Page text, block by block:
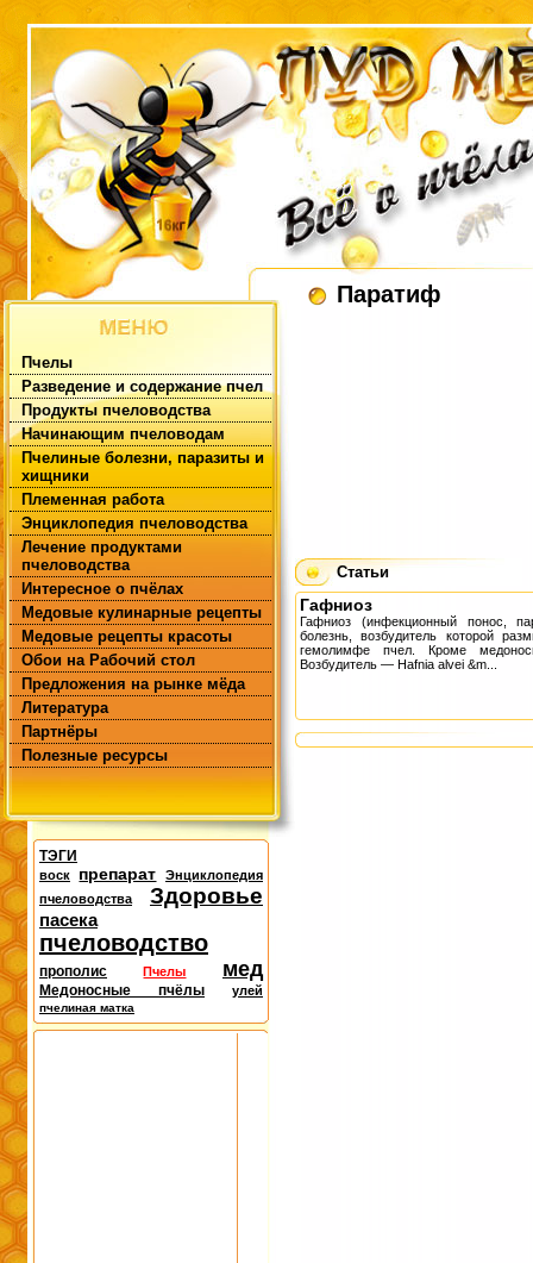
Пчелы
Разведение и содержание пчел
Продукты пчеловодства
Начинающим пчеловодам
Пчелиные болезни, паразиты и
хищники
Племенная работа
Энциклопедия пчеловодства
Лечение продуктами
пчеловодства
Интересное о пчёлах
Медовые кулинарные рецепты
Медовые рецепты красоты
Обои на Рабочий стол
Предложения на рынке мёда
Литература
Партнёры
Полезные ресурсы
ТЭГИ
воск препарат
Энциклопедия
пчеловодства
Здоровье
пасека
пчеловодство
прополис Пчелы мед
Медоносные пчёлы улей
пчелиная матка
Паратиф
Статьи
Гафниоз
Гафниоз (инфекционный понос,
болезнь, возбудитель которой
гемолимфе пчел. Кроме
Возбудитель — Hafnia alvei &m...